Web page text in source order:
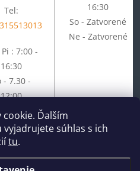
Ďalším
súhlas s ich
tu.
Tel:
Pi : 7:00 -
16:30
- 7.30 -
12:00
16:30
So - Zatvorené
Ne - Zatvorené